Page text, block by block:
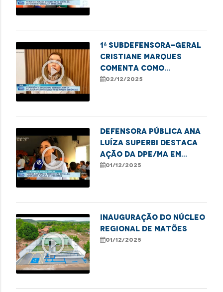
play_circle_outline
1ª subdefensora-geral
Cristiane Marques
comenta como
dependência emocional
02/12/2025
play_circle_outline
Defensora Pública Ana
Luíza Superbi destaca
ação da DPE/MA em
Imperatriz em defesa
01/12/2025
play_circle_outline
Inauguração do Núcleo
Regional de Matões
01/12/2025